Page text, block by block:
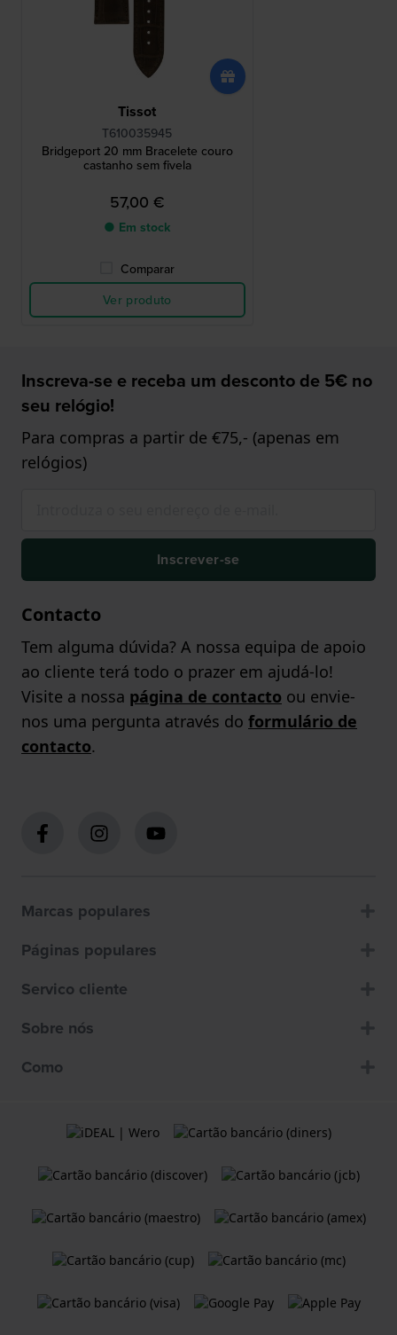
Tissot
T610035945
Bridgeport 20 mm Bracelete couro
castanho sem fivela
57,00 €
● Em stock
Comparar
Ver produto
Inscreva-se e receba um desconto de 5€ no
seu relógio!
Para compras a partir de €75,- (apenas em
relógios)
Inscrever-se
Contacto
Tem alguma dúvida? A nossa equipa de apoio
ao cliente terá todo o prazer em ajudá-lo!
Visite a nossa página de contacto ou envie-
nos uma pergunta através do formulário de
contacto.
Marcas populares
Páginas populares
Servico cliente
Sobre nós
Como